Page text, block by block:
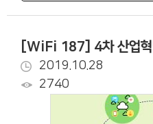
[WiFi 187] 4차 산업혁
2019.10.28
2740